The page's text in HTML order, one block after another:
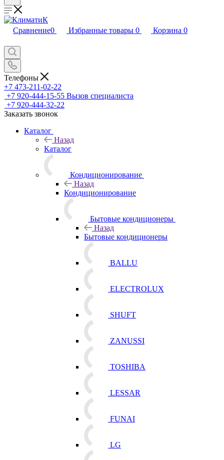
Сравнение0 Избранные товары 0 Корзина 0
Телефоны
+7 473-211-02-22
+7 920-444-15-55 Вызов специалиста
+7 920-444-32-22
Заказать звонок
Каталог
Назад
Каталог
Кондиционирование
Назад
Кондиционирование
Бытовые кондиционеры
Назад
Бытовые кондиционеры
BALLU
ELECTROLUX
SHUFT
ZANUSSI
TOSHIBA
LESSAR
FUNAI
LG